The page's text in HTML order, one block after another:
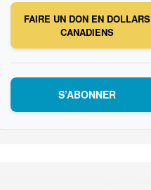
FAIRE UN DON EN DOLLARS
CANADIENS
S’ABONNER